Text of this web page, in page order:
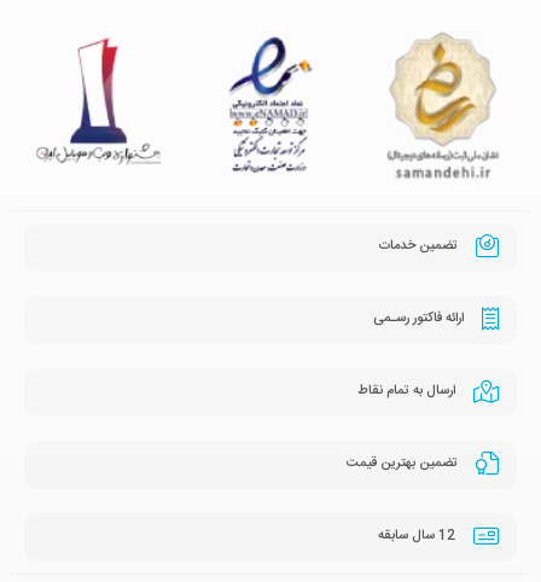
تضمین خدمات
ارائه فاکتور رسـمی
ارسال به تمام نقاط
تضمین بهترین قیمت
12 سال سابقه